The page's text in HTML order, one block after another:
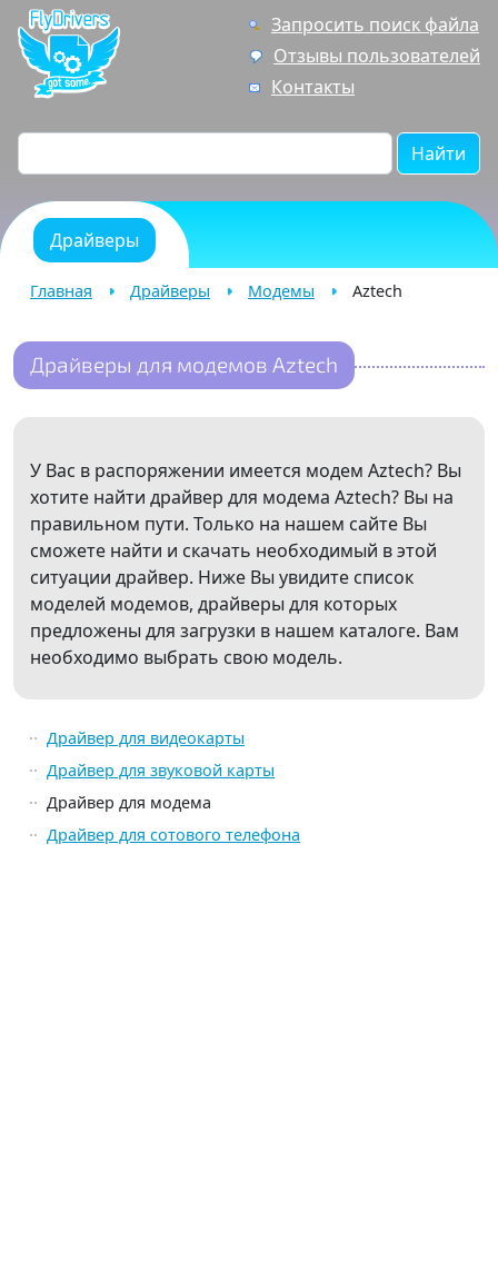
Запросить поиск файла
Отзывы пользователей
Контакты
Найти
Драйверы
Главная Драйверы Модемы Aztech
Драйверы для модемов Aztech
У Вас в распоряжении имеется модем Aztech? Вы
хотите найти драйвер для модема Aztech? Вы на
правильном пути. Только на нашем сайте Вы
сможете найти и скачать необходимый в этой
ситуации драйвер. Ниже Вы увидите список
моделей модемов, драйверы для которых
предложены для загрузки в нашем каталоге. Вам
необходимо выбрать свою модель.
Драйвер для видеокарты
Драйвер для звуковой карты
Драйвер для модема
Драйвер для сотового телефона